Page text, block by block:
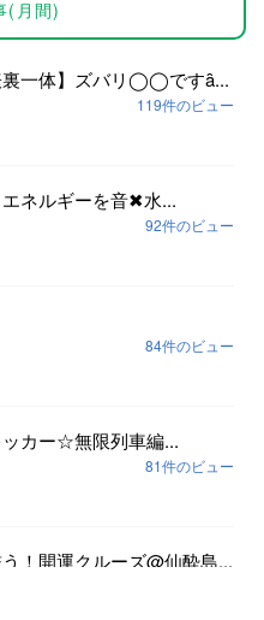
(月間)
裏一体】ズバリ◯◯ですȃ...
119件のビュー
ネルギーを音✖︎水...
92件のビュー
84件のビュー
カー☆無限列車編...
81件のビュー
！開運クルーズ@仙酔島...